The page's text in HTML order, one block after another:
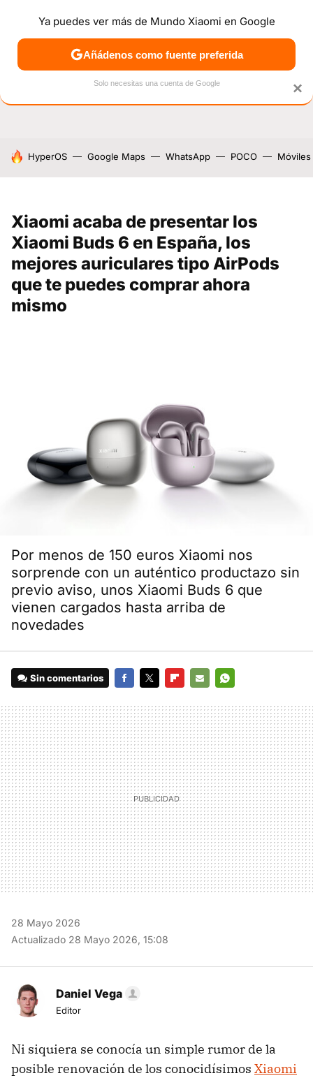
NOTICIAS MÓVILES TUTORIALES OFERTAS
HOY SE HABLA DE
HyperOS Google Maps WhatsApp POCO Móviles
Xiaomi acaba de presentar los
Xiaomi Buds 6 en España, los
mejores auriculares tipo AirPods
que te puedes comprar ahora
mismo
Por menos de 150 euros Xiaomi nos
sorprende con un auténtico productazo sin
previo aviso, unos Xiaomi Buds 6 que
vienen cargados hasta arriba de
novedades
Sin comentarios
MAIL
28 Mayo 2026
Actualizado 28 Mayo 2026, 15:08
Daniel Vega
Editor
Ni siquiera se conocía un simple rumor de la
posible renovación de los conocidísimos Xiaomi
×
Ya puedes ver más de Mundo Xiaomi en Google
Añádenos como fuente preferida
Solo necesitas una cuenta de Google